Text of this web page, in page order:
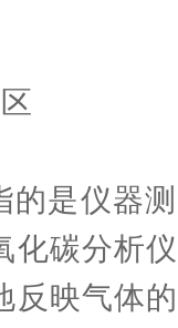
是仪器测
化碳分析
反映气体